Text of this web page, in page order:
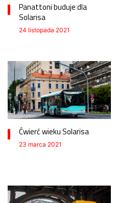
Panattoni buduje dla
Solarisa
24 listopada 2021
Ćwierć wieku Solarisa
23 marca 2021